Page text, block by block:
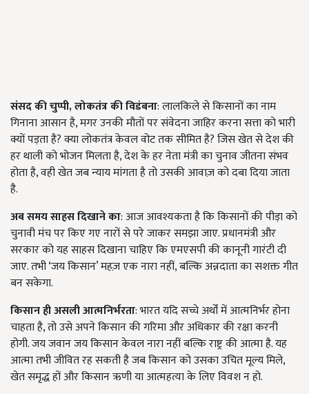
संसद की चुप्पी, लोकतंत्र की विडंबना: लालकिले से किसानों का नाम
गिनाना आसान है, मगर उनकी मौतों पर संवेदना जाहिर करना सत्ता को भारी
क्यों पड़ता है? क्या लोकतंत्र केवल वोट तक सीमित है? जिस खेत से देश की
हर थाली को भोजन मिलता है, देश के हर नेता मंत्री का चुनाव जीतना संभव
होता है, वही खेत जब न्याय मांगता है तो उसकी आवाज़ को दबा दिया जाता
है.
अब समय साहस दिखाने का: आज आवश्यकता है कि किसानों की पीड़ा को
चुनावी मंच पर किए गए नारों से परे जाकर समझा जाए. प्रधानमंत्री और
सरकार को यह साहस दिखाना चाहिए कि एमएसपी की कानूनी गारंटी दी
जाए. तभी ‘जय किसान’ महज़ एक नारा नहीं, बल्कि अन्नदाता का सशक्त गीत
बन सकेगा.
किसान ही असली आत्मनिर्भरता: भारत यदि सच्चे अर्थों में आत्मनिर्भर होना
चाहता है, तो उसे अपने किसान की गरिमा और अधिकार की रक्षा करनी
होगी. जय जवान जय किसान केवल नारा नहीं बल्कि राष्ट्र की आत्मा है. यह
आत्मा तभी जीवित रह सकती है जब किसान को उसका उचित मूल्य मिले,
खेत समृद्ध हों और किसान ऋणी या आत्महत्या के लिए विवश न हो.